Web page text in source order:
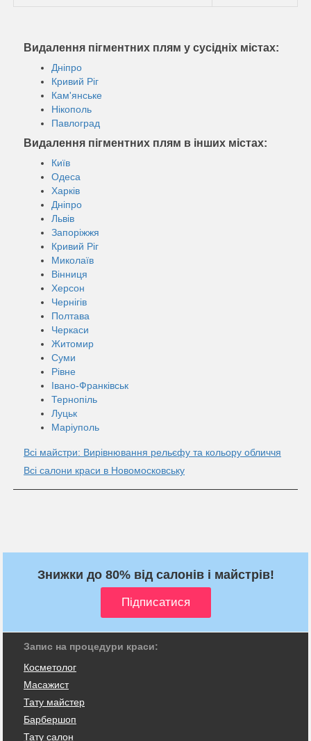
Видалення пігментних плям у сусідніх містах:
Дніпро
Кривий Ріг
Кам'янське
Нікополь
Павлоград
Видалення пігментних плям в інших містах:
Київ
Одеса
Харків
Дніпро
Львів
Запоріжжя
Кривий Ріг
Миколаїв
Вінниця
Херсон
Чернігів
Полтава
Черкаси
Житомир
Суми
Рівне
Івано-Франківськ
Тернопіль
Луцьк
Маріуполь
Всі майстри: Вирівнювання рельєфу та кольору обличчя
Всі салони краси в Новомосковську
Знижки до 80% від салонів і майстрів!
Запис на процедури краси:
Косметолог
Масажист
Тату майстер
Барбершоп
Тату салон